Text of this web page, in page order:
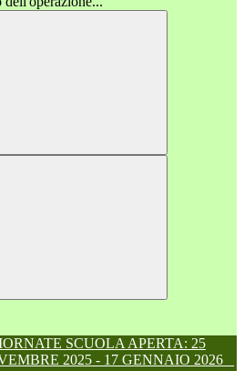
SCUOLA APERTA: 25
2025 - 17 GENNAIO 2026